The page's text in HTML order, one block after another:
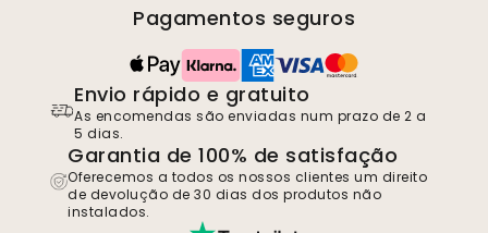
Pagamentos seguros
Envio rápido e gratuito
As encomendas são enviadas num prazo de 2 a
5 dias.
Garantia de 100% de satisfação
Oferecemos a todos os nossos clientes um direito
de devolução de 30 dias dos produtos não
instalados.